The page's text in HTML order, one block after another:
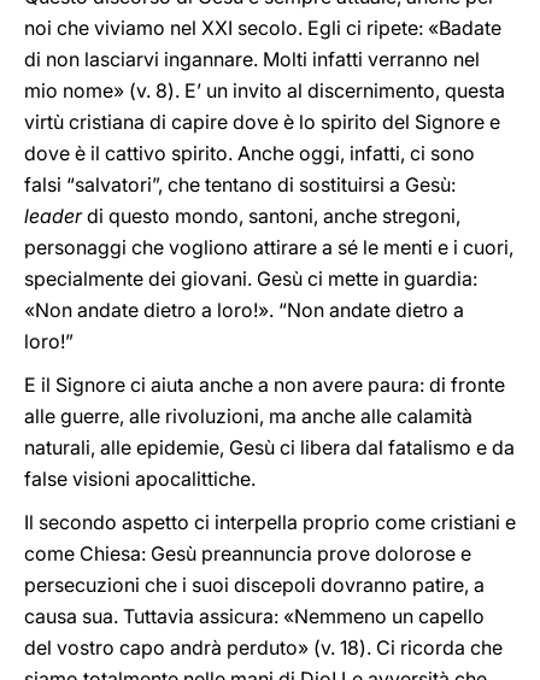
noi che viviamo nel XXI secolo. Egli ci ripete: «Badate
di non lasciarvi ingannare. Molti infatti verranno nel
mio nome» (v. 8). E’ un invito al discernimento, questa
virtù cristiana di capire dove è lo spirito del Signore e
dove è il cattivo spirito. Anche oggi, infatti, ci sono
falsi “salvatori”, che tentano di sostituirsi a Gesù:
leaderdi questo mondo, santoni, anche stregoni,
personaggi che vogliono attirare a sé le menti e i cuori,
specialmente dei giovani. Gesù ci mette in guardia:
«Non andate dietro a loro!». “Non andate dietro a
loro!”
E il Signore ci aiuta anche a non avere paura: di fronte
alle guerre, alle rivoluzioni, ma anche alle calamità
naturali, alle epidemie, Gesù ci libera dal fatalismo e da
false visioni apocalittiche.
Il secondo aspetto ci interpella proprio come cristiani e
come Chiesa: Gesù preannuncia prove dolorose e
persecuzioni che i suoi discepoli dovranno patire, a
causa sua. Tuttavia assicura: «Nemmeno un capello
del vostro capo andrà perduto» (v. 18). Ci ricorda che